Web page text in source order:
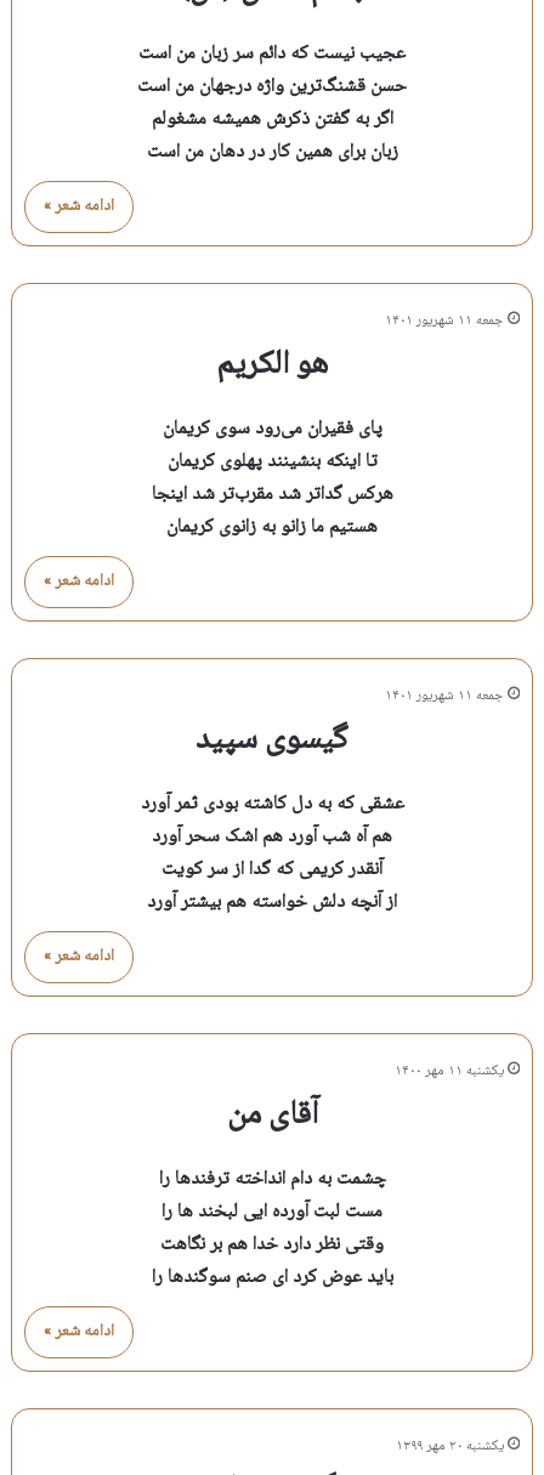
عجیب نیست که دائم سر زبان من است
حسن قشنگ‌ترین واژه درجهان من است
اگر به گفتن ذکرش همیشه مشغولم
زبان برای همین کار در دهان من است
ادامه شعر »
جمعه ۱۱ شهریور ۱۴۰۱
هو الکریم
پای فقیران می‌رود سوی کریمان
تا اینکه بنشینند پهلوی کریمان
هرکس گداتر شد مقرب‌تر شد اینجا
هستیم ما زانو به زانوی کریمان
ادامه شعر »
جمعه ۱۱ شهریور ۱۴۰۱
گیسوی سپید
عشقی که به دل کاشته بودی ثمر آورد
هم آه شب آورد هم اشک سحر آورد
آنقدر کریمی که گدا از سر کویت
از آنچه دلش خواسته هم بیشتر آورد
ادامه شعر »
یکشنبه ۱۱ مهر ۱۴۰۰
آقای من
چشمت به دام انداخته ترفندها را
مست لبت آورده ایی لبخند ها را
وقتی نظر دارد خدا هم بر نگاهت
باید عوض کرد ای صنم سوگندها را
ادامه شعر »
یکشنبه ۲۰ مهر ۱۳۹۹